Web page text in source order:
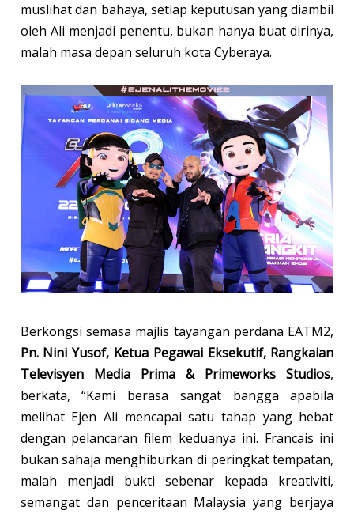
muslihat dan bahaya, setiap keputusan yang diambil
oleh Ali menjadi penentu, bukan hanya buat dirinya,
malah masa depan seluruh kota Cyberaya.
Berkongsi semasa majlis tayangan perdana EATM2,
Pn. Nini Yusof, Ketua Pegawai Eksekutif, Rangkaian
Televisyen Media Prima & Primeworks Studios,
berkata, “Kami berasa sangat bangga apabila
melihat Ejen Ali mencapai satu tahap yang hebat
dengan pelancaran filem keduanya ini. Francais ini
bukan sahaja menghiburkan di peringkat tempatan,
malah menjadi bukti sebenar kepada kreativiti,
semangat dan penceritaan Malaysia yang berjaya